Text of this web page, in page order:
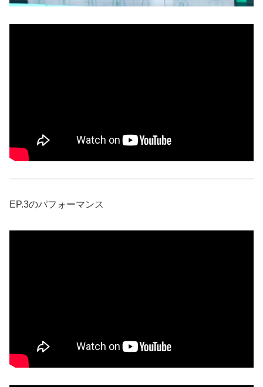
EP.3のパフォーマンス